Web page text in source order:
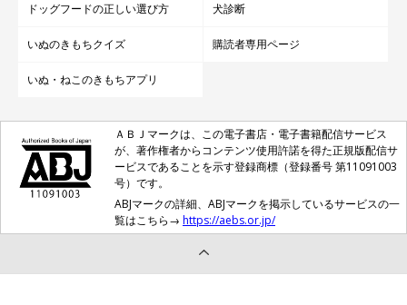
ドッグフードの正しい選び方 犬診断
いぬのきもちクイズ 購読者専用ページ
いぬ・ねこのきもちアプリ
ＡＢＪマークは、この電子書店・電子書籍配信サービス
が、著作権者からコンテンツ使用許諾を得た正規版配信サ
ービスであることを示す登録商標（登録番号 第11091003
号）です。
ABJマークの詳細、ABJマークを掲示しているサービスの一
覧はこちら→ https://aebs.or.jp/